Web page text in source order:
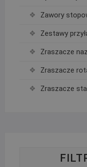
Zawory
Zestawy
Zraszacze
Zraszacze
Zraszacze